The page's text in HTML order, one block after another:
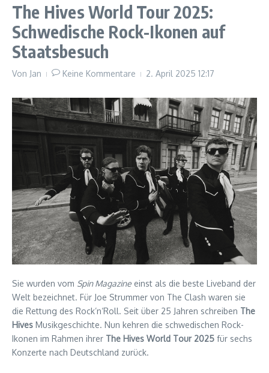
The Hives World Tour 2025:
Schwedische Rock-Ikonen auf
Staatsbesuch
Von Jan Keine Kommentare 2. April 2025 12:17
Sie wurden vom Spin Magazine einst als die beste Liveband der
Welt bezeichnet. Für Joe Strummer von The Clash waren sie
die Rettung des Rock’n‘Roll. Seit über 25 Jahren schreiben The
Hives Musikgeschichte. Nun kehren die schwedischen Rock-
Ikonen im Rahmen ihrer The Hives World Tour 2025 für sechs
Konzerte nach Deutschland zurück.